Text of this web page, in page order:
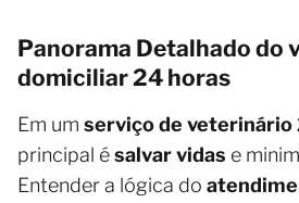
Panorama Detalhado do
domiciliar 24 horas
Em um serviço de veterinário
principal ésalvar vidas e
Entender a lógica do